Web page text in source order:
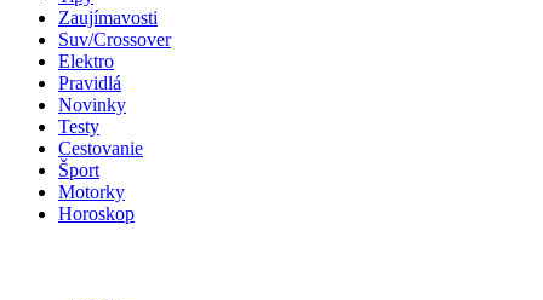
Zaujímavosti
Suv/Crossover
Elektro
Pravidlá
Novinky
Testy
Cestovanie
Šport
Motorky
Horoskop